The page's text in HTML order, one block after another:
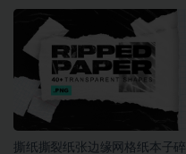
素材
撕纸撕裂纸张边缘网格纸本子碎